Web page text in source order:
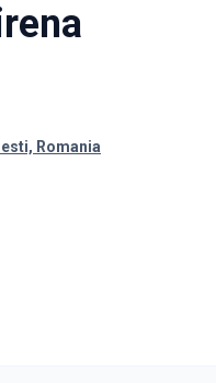
Romania